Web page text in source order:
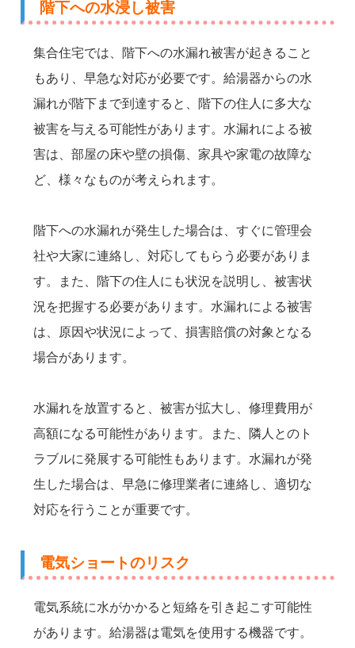
階下への水浸し被害
集合住宅では、階下への水漏れ被害が起きること
もあり、早急な対応が必要です。給湯器からの水
漏れが階下まで到達すると、階下の住人に多大な
被害を与える可能性があります。水漏れによる被
害は、部屋の床や壁の損傷、家具や家電の故障な
ど、様々なものが考えられます。
階下への水漏れが発生した場合は、すぐに管理会
社や大家に連絡し、対応してもらう必要がありま
す。また、階下の住人にも状況を説明し、被害状
況を把握する必要があります。水漏れによる被害
は、原因や状況によって、損害賠償の対象となる
場合があります。
水漏れを放置すると、被害が拡大し、修理費用が
高額になる可能性があります。また、隣人とのト
ラブルに発展する可能性もあります。水漏れが発
生した場合は、早急に修理業者に連絡し、適切な
対応を行うことが重要です。
電気ショートのリスク
電気系統に水がかかると短絡を引き起こす可能性
があります。給湯器は電気を使用する機器です。